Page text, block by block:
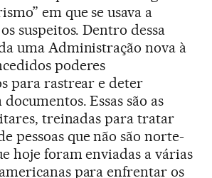
em que se usava a
suspeitos. Dentro dessa
uma Administração nova à
poderes
para rastrear e deter
Essas são as
treinadas para tratar
pessoas que não são norte-
hoje foram enviadas a várias
para enfrentar os